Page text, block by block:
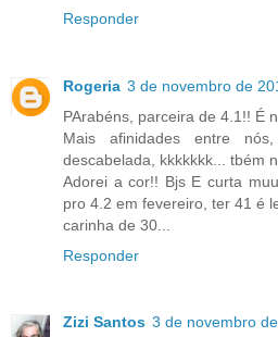
Responder
Rogeria 3 de novembro de
PArabéns, parceira de 4.1!! É
Mais afinidades entre
descabelada, kkkkkkk... tbém
Adorei a cor!! Bjs E curta
pro 4.2 em fevereiro, ter 41 é
carinha de 30...
Responder
Zizi Santos 3 de novembro